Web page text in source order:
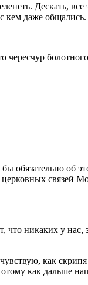
Дескать,
кем даже общались.
чересчур
об
связей
что никаких у
как
как дальше наш